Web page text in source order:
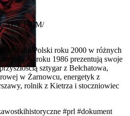
CAŁY FILM/
Polski roku 2000 w różnych
realiów roku 1986 prezentują swoje
sztygar z Bełchatowa,
w Żarnowcu, energetyk z
rolnik z Kietrza i stoczniowiec
#prl #dokument